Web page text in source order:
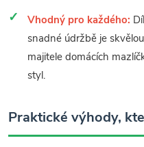
Vhodný pro každého:
snadné údržbě je
majitele domácích
styl.
Praktické výhody,